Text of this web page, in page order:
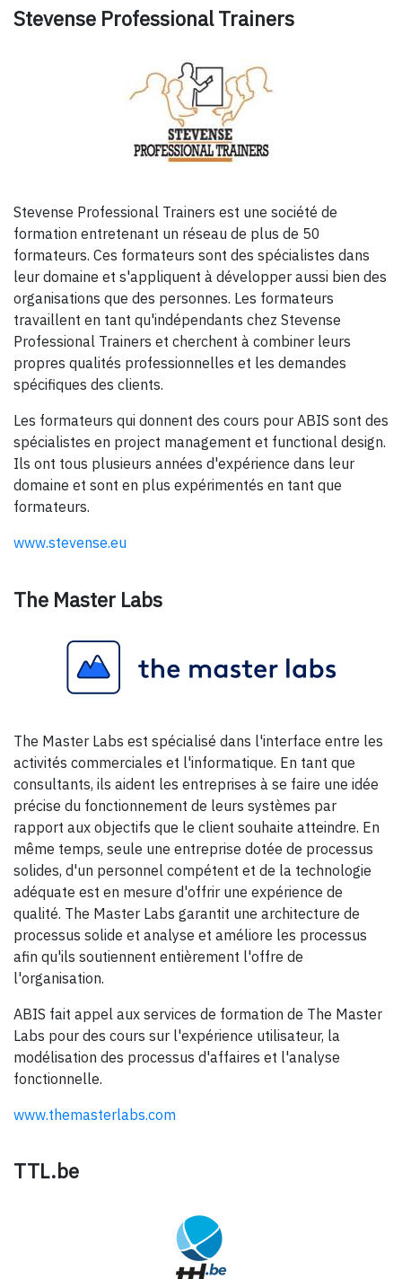
Stevense Professional Trainers
Stevense Professional Trainers est une société de
formation entretenant un réseau de plus de 50
formateurs. Ces formateurs sont des spécialistes dans
leur domaine et s'appliquent à développer aussi bien des
organisations que des personnes. Les formateurs
travaillent en tant qu'indépendants chez Stevense
Professional Trainers et cherchent à combiner leurs
propres qualités professionnelles et les demandes
spécifiques des clients.
Les formateurs qui donnent des cours pour ABIS sont des
spécialistes en project management et functional design.
Ils ont tous plusieurs années d'expérience dans leur
domaine et sont en plus expérimentés en tant que
formateurs.
www.stevense.eu
The Master Labs
The Master Labs est spécialisé dans l'interface entre les
activités commerciales et l'informatique. En tant que
consultants, ils aident les entreprises à se faire une idée
précise du fonctionnement de leurs systèmes par
rapport aux objectifs que le client souhaite atteindre. En
même temps, seule une entreprise dotée de processus
solides, d'un personnel compétent et de la technologie
adéquate est en mesure d'offrir une expérience de
qualité. The Master Labs garantit une architecture de
processus solide et analyse et améliore les processus
afin qu'ils soutiennent entièrement l'offre de
l'organisation.
ABIS fait appel aux services de formation de The Master
Labs pour des cours sur l'expérience utilisateur, la
modélisation des processus d'affaires et l'analyse
fonctionnelle.
www.themasterlabs.com
TTL.be